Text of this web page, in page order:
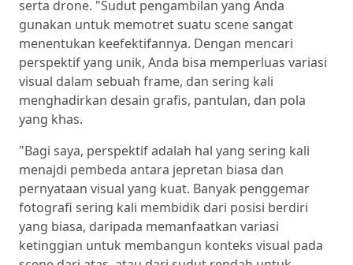
serta drone. "Sudut pengambilan yang Anda
gunakan untuk memotret suatu scene sangat
menentukan keefektifannya. Dengan mencari
perspektif yang unik, Anda bisa memperluas variasi
visual dalam sebuah frame, dan sering kali
menghadirkan desain grafis, pantulan, dan pola
yang khas.
"Bagi saya, perspektif adalah hal yang sering kali
menajdi pembeda antara jepretan biasa dan
pernyataan visual yang kuat. Banyak penggemar
fotografi sering kali membidik dari posisi berdiri
yang biasa, daripada memanfaatkan variasi
ketinggian untuk membangun konteks visual pada